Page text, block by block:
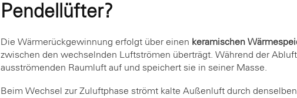
Pendellüfter?
Die Wärmerückgewinnung erfolgt über einen keramischen
zwischen den wechselnden Luftströmen überträgt. Während der
ausströmenden Raumluft auf und speichert sie in seiner Masse.
Beim Wechsel zur Zuluftphase strömt kalte Außenluft durch